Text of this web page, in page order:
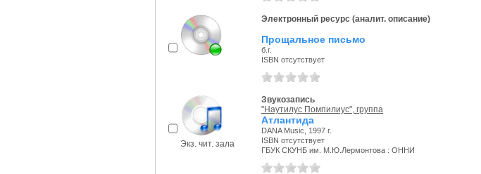
Электронный ресурс (аналит. описание)
Прощальное письмо
б.г.
ISBN отсутствует
Экз. чит. зала
Звукозапись
"Наутилус Помпилиус", группа
Атлантида
DANA Music, 1997 г.
ISBN отсутствует
ГБУК СКУНБ им. М.Ю.Лермонтова : ОННИ